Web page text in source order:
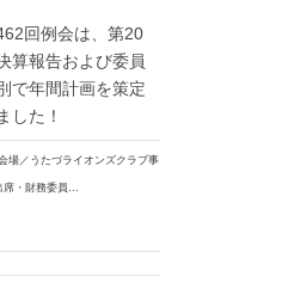
回例会は、第20
算報告および委員
で年間計画を策定
した！
場／うたづライオンズクラブ事
席・財務委員…